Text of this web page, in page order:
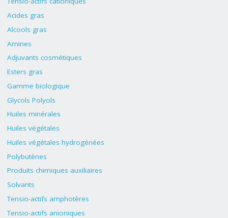
Acides gras
Alcools gras
Amines
Adjuvants cosmétiques
Esters gras
Gamme biologique
Glycols Polyols
Huiles minérales
Huiles végétales
Huiles végétales hydrogénées
Polybutènes
Produits chimiques auxiliaires
Solvants
Tensio-actifs amphotères
Tensio-actifs anioniques